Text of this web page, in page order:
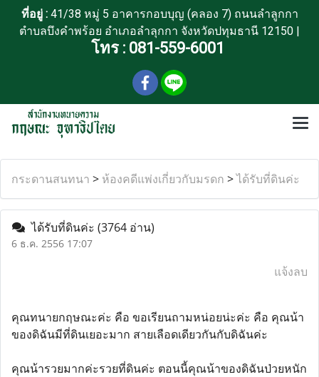
ที่อยู่ :41/38 หมู่ 5 อาคารกอบบุญ (คลอง 7) ถนนลำลูกกา
ตำบลบึงคำพร้อย อำเภอลำลุกกา จังหวัดปทุมธานี 12150 |
โทร : 081-559-6001
กระดานสนทนา > ห้องคดีแพ่งเกี่ยวกับมรดก >ได้รับที่ดินค่ะ
ได้รับที่ดินค่ะ (3764 อ่าน)
6 ธ.ค. 2556 17:07
แจ้งลบ
คุณทนายกฤษณะค่ะ คือ ขอเรียนถามหน่อยน่ะค่ะ คือ คุณน้า
ของดิฉันมีที่ดินเยอะมาก สายเลือดเดียวกันกับดิฉันค่ะ
คุณน้ารวยมากค่ะรวยที่ดินค่ะ ตอนนี้คุณน้าของดิฉันป่วยหนัก